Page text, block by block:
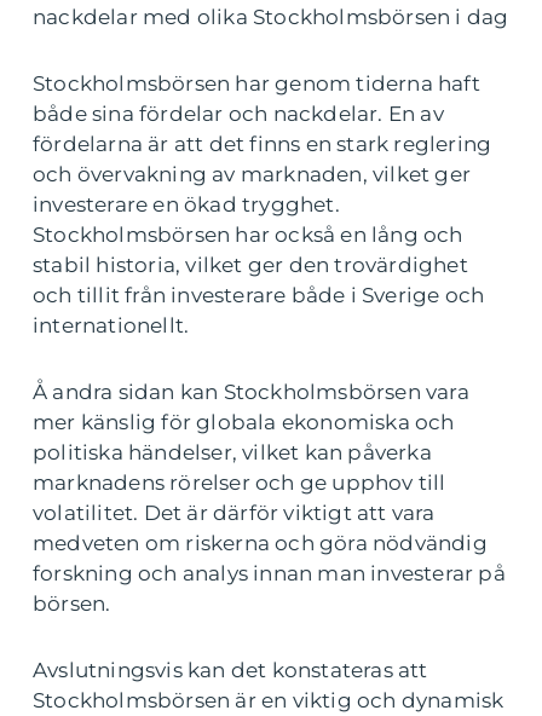
nackdelar med olika Stockholmsbörsen i dag
Stockholmsbörsen har genom tiderna haft
både sina fördelar och nackdelar. En av
fördelarna är att det finns en stark reglering
och övervakning av marknaden, vilket ger
investerare en ökad trygghet.
Stockholmsbörsen har också en lång och
stabil historia, vilket ger den trovärdighet
och tillit från investerare både i Sverige och
internationellt.
Å andra sidan kan Stockholmsbörsen vara
mer känslig för globala ekonomiska och
politiska händelser, vilket kan påverka
marknadens rörelser och ge upphov till
volatilitet. Det är därför viktigt att vara
medveten om riskerna och göra nödvändig
forskning och analys innan man investerar på
börsen.
Avslutningsvis kan det konstateras att
Stockholmsbörsen är en viktig och dynamisk